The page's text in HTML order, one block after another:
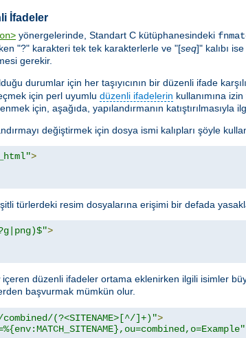
İfadeler
yönergelerinde, Standart C kütüphanesindeki
"?" karakteri tek tek karakterlerle ve "[seq]" kalıbı ise
gerekir.
durumlar için her taşıyıcının bir düzenli ifade
için perl uyumlu düzenli ifadelerin kullanımına
için, aşağıda, yapılandırmanın katıştırılmasıyla
değiştirmek için dosya ismi kalıpları şöyle
>
türlerdeki resim dosyalarına erişimi bir defada
>
içeren düzenli ifadeler ortama eklenirken ilgili isimler
başvurmak mümkün olur.
(?<SITENAME>[^/]+)">